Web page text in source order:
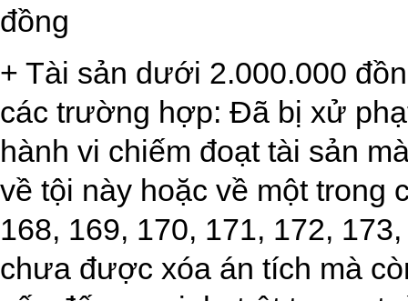
đồng
+ Tài sản dưới 2.000.000
các trường hợp: Đã bị xử
hành vi chiếm đoạt tài sản
về tội này hoặc về một trong
168, 169, 170, 171, 172,
chưa được xóa án tích mà